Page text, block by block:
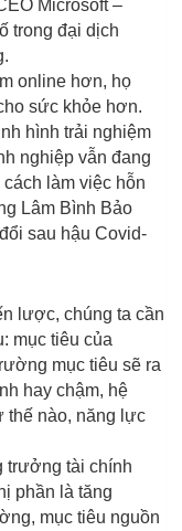
Microsoft –
trong đại dịch
online hơn, họ
sức khỏe hơn.
hình trải nghiệm
nghiệp vẫn đang
làm việc hỗn
Lâm Bình Bảo
sau hậu Covid-
lược, chúng ta cần
mục tiêu của
mục tiêu sẽ ra
hay chậm, hệ
thế nào, năng lực
trưởng tài chính
phần là tăng
mục tiêu nguồn